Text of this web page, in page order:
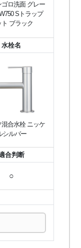
ゴロ洗面 グレー
Sトラップ
ト ブラック
水栓名
混合水栓 ニッケ
シルバー
合判断
○